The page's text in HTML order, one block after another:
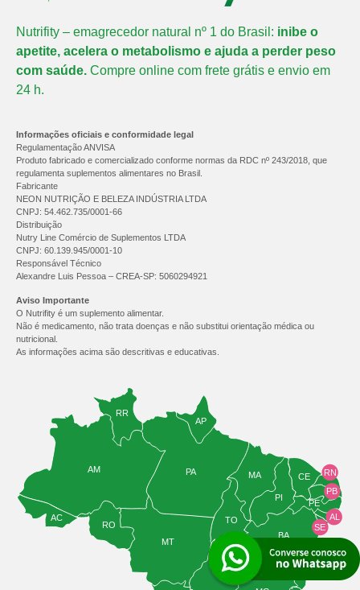
Nutrifity – emagrecedor natural nº 1 do Brasil: inibe o
apetite, acelera o metabolismo e ajuda a perder peso
com saúde. Compre online com frete grátis e envio em
24 h.
Informações oficiais e conformidade legal
Regulamentação ANVISA
Produto fabricado e comercializado conforme normas da RDC nº 243/2018, que
regulamenta suplementos alimentares no Brasil.
Fabricante
NEON NUTRIÇÃO E BELEZA INDÚSTRIA LTDA
CNPJ: 54.462.735/0001-66
Distribuição
Nutry Line Comércio de Suplementos LTDA
CNPJ: 60.139.945/0001-10
Responsável Técnico
Alexandre Luis Pessoa – CREA-SP: 5060294921
Aviso Importante
O Nutrifity é um suplemento alimentar.
Não é medicamento, não trata doenças e não substitui orientação médica ou
nutricional.
As informações acima são descritivas e educativas.
TO
BA
SE
PE
AL
RN
CE
PI
MA
AP
PA
RR
AM
AC
RO
MT
GO DF
PB